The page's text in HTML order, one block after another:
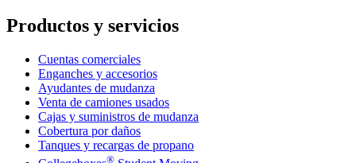
Productos y servicios
Cuentas comerciales
Enganches y accesorios
Ayudantes de mudanza
Venta de camiones usados
Cajas y suministros de mudanza
Cobertura por daños
Tanques y recargas de propano
®